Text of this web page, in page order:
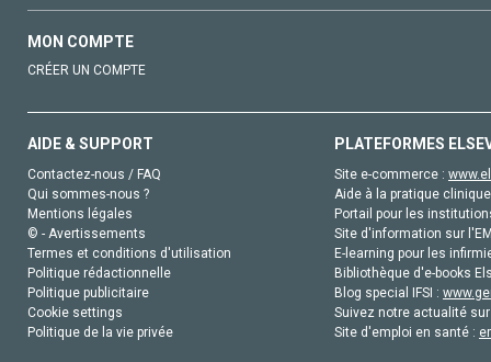
MON COMPTE
CRÉER UN COMPTE
AIDE & SUPPORT
Contactez-nous / FAQ
Qui sommes-nous ?
Mentions légales
© - Avertissements
Termes et conditions d'utilisation
Politique rédactionnelle
Politique publicitaire
Cookie settings
Politique de la vie privée
PLATEFORMES
Site e-commerce :
Aide à la pratique
Portail pour les
Site d'information sur
E-learning pour les
Bibliothèque d'e-books
Blog special IFSI :
Suivez notre actualité
Site d'emploi en santé :